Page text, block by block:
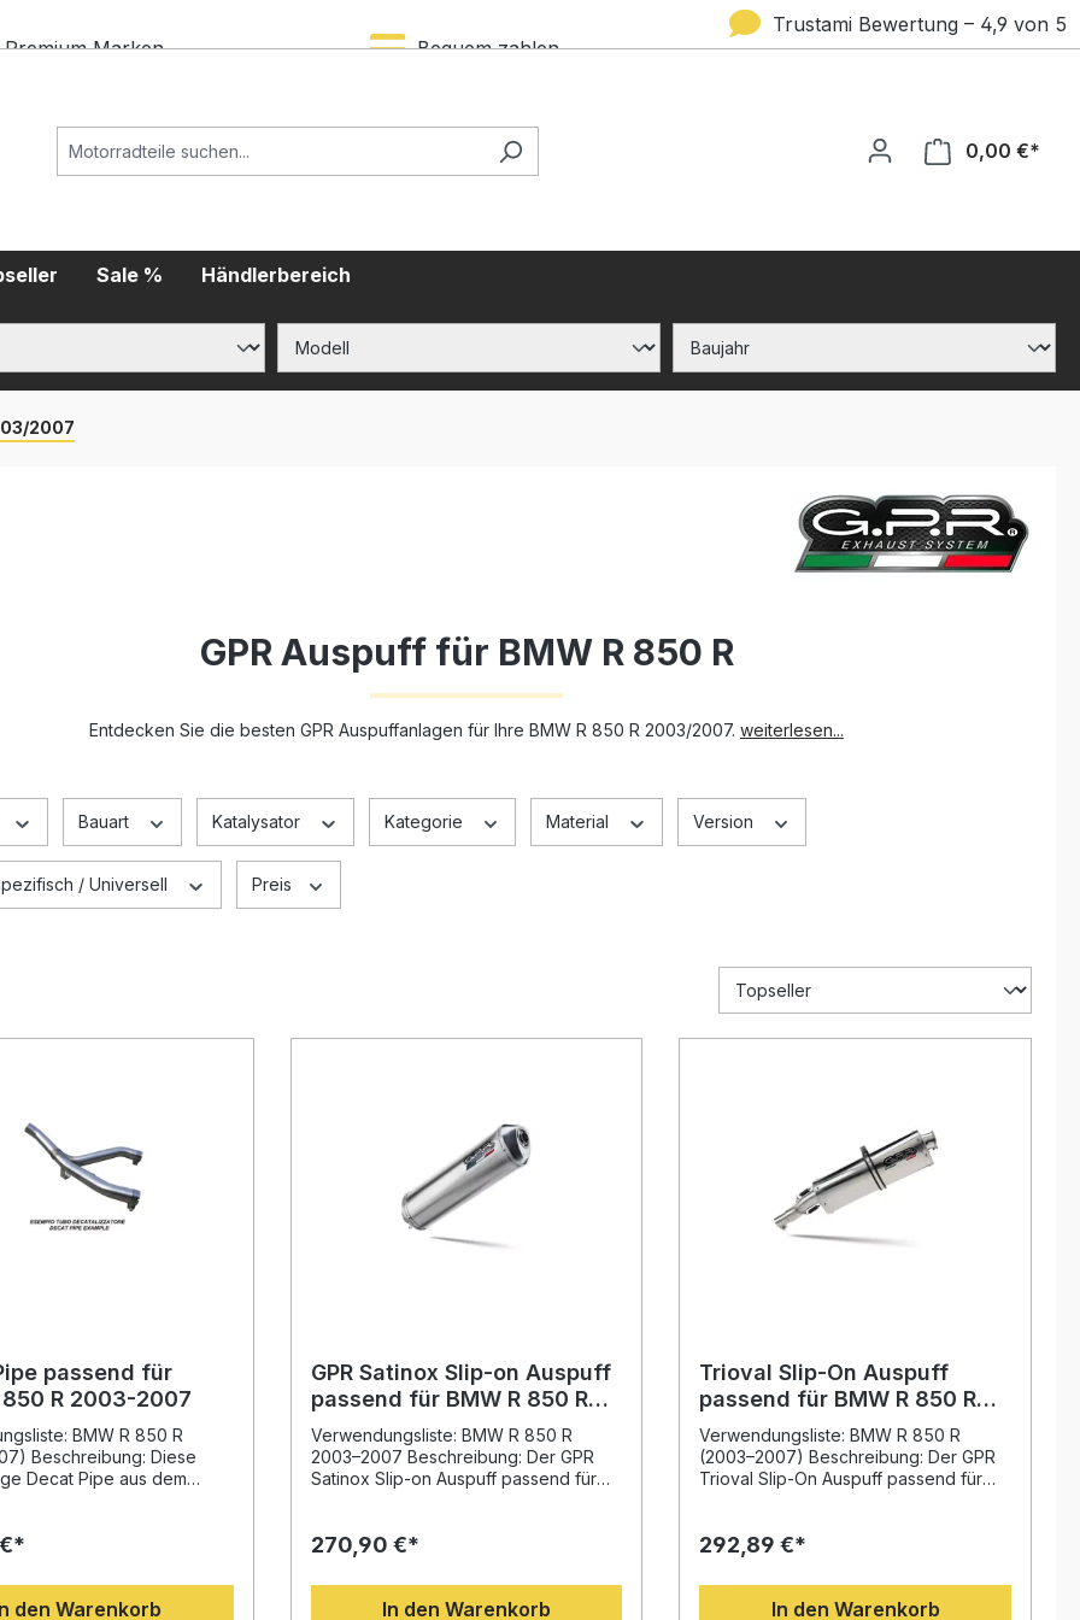
Marken Bequem zahlen
Trustami Bewertung – 4,9 von 5
0,00 €*
Sale % Händlerbereich
2007
GPR Auspuff für BMW R 850 R
Entdecken Sie die besten GPR Auspuffanlagen für Ihre BMW R 850 R 2003/2007. weiterlesen...
Bauart Katalysator Kategorie Material Version
/ Universell Preis
passend für
850 R 2003-2007
BMW R 850 R
Beschreibung: Diese
Decat Pipe aus dem
Passend für BMW R
Leistungssteigerung
verbesserten Sound im
den Warenkorb
GPR Satinox Slip-on Auspuff
passend für BMW R 850 R
2003-2007, homologiert mit
DB-Killer und Zwischenrohr
Verwendungsliste: BMW R 850 R
2003–2007 Beschreibung: Der GPR
Satinox Slip-on Auspuff passend für
und hochwertige Verarbeitung.
Erfahrung aus der Motorrad-
Weltmeisterschaft, sorgt dieser
270,90 €*
In den Warenkorb
Trioval Slip-On Auspuff
passend für BMW R 850 R
2003-2007
Verwendungsliste: BMW R 850 R
(2003–2007) Beschreibung: Der GPR
Trioval Slip-On Auspuff passend für
Materialien und einen kernigen Sound.
Erfahrung aus der Motorrad-
Weltmeisterschaft, bietet dieser
292,89 €*
In den Warenkorb